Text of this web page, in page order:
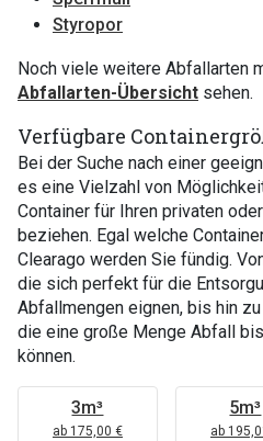
Styropor
Noch viele weitere Abfallarten
Abfallarten-Übersicht sehen.
Verfügbare
Bei der Suche nach einer
es eine Vielzahl von
Container für Ihren privaten
beziehen. Egal welche
Clearago werden Sie fündig.
die sich perfekt für die
Abfallmengen eignen, bis hin
die eine große Menge Abfall
können.
3m³
ab 175,00 €
5m³
ab